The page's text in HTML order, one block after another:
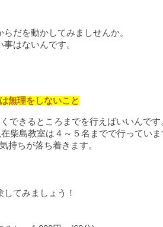
だを動かしてみましせんか。
はないんです。
無理をしないこと
できるところまでを行えばいいんです
柴島教室は４～５名までで行っていま
持ちが落ち着きます。
してみましょう！